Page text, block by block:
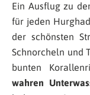
Ein Ausflug zu
für jeden
der schönsten
Schnorcheln und
bunten
wahren